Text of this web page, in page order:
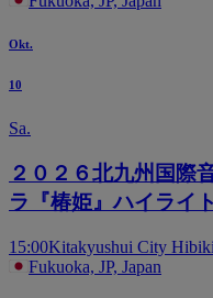
Okt.
10
Sa.
２０２６北九州国際
ラ『椿姫』ハイライト
15:00Kitakyushui City
Fukuoka, JP, Japan